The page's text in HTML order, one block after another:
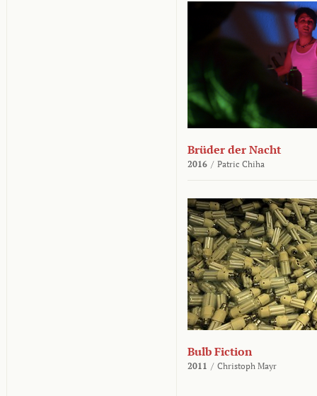
Brüder der Nacht
2016 / Patric Chiha
Bulb Fiction
2011 / Christoph Mayr